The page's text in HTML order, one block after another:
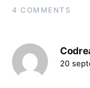
4 COMMENTS
20